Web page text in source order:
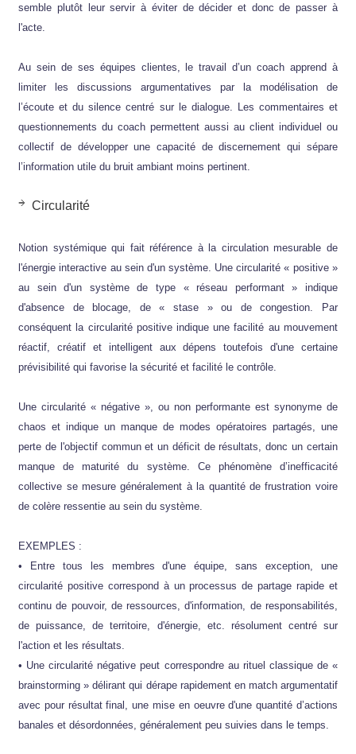
semble plutôt leur servir à éviter de décider et donc de passer à
l'acte.
Au sein de ses équipes clientes, le travail d’un coach apprend à
limiter les discussions argumentatives par la modélisation de
l’écoute et du silence centré sur le dialogue. Les commentaires et
questionnements du coach permettent aussi au client individuel ou
collectif de développer une capacité de discernement qui sépare
l’information utile du bruit ambiant moins pertinent.
Circularité
Notion systémique qui fait référence à la circulation mesurable de
l'énergie interactive au sein d'un système. Une circularité « positive »
au sein d'un système de type « réseau performant » indique
d'absence de blocage, de « stase » ou de congestion. Par
conséquent la circularité positive indique une facilité au mouvement
réactif, créatif et intelligent aux dépens toutefois d'une certaine
prévisibilité qui favorise la sécurité et facilité le contrôle.
Une circularité « négative », ou non performante est synonyme de
chaos et indique un manque de modes opératoires partagés, une
perte de l'objectif commun et un déficit de résultats, donc un certain
manque de maturité du système. Ce phénomène d’inefficacité
collective se mesure généralement à la quantité de frustration voire
de colère ressentie au sein du système.
EXEMPLES :
• Entre tous les membres d'une équipe, sans exception, une
circularité positive correspond à un processus de partage rapide et
continu de pouvoir, de ressources, d'information, de responsabilités,
de puissance, de territoire, d'énergie, etc. résolument centré sur
l'action et les résultats.
• Une circularité négative peut correspondre au rituel classique de «
brainstorming » délirant qui dérape rapidement en match argumentatif
avec pour résultat final, une mise en oeuvre d'une quantité d’actions
banales et désordonnées, généralement peu suivies dans le temps.